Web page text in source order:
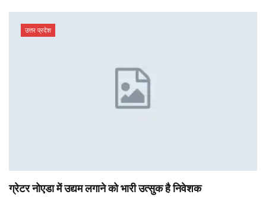
उत्तर प्रदेश
ग्रेटर नोएडा में उद्यम लगाने को भारी उत्सुक है निवेशक